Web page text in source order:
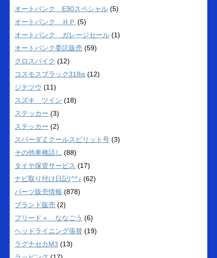
オートバンク E90スペシャル (5)
オートバンク ＨＰ (5)
オートバンク ガレージセール (1)
オートバンク委託販売 (59)
クロスバイク (12)
コスモスブラック318is (12)
ジテツウ (11)
スズキ ツイン (18)
ステッカー (3)
ステッカー (2)
スパーダＺクールスピリット号 (3)
その他車種話し (88)
タイヤ保管サービス (17)
ナビ取り付け日記(^^♪ (62)
パーツ販売情報 (878)
ブランド販売 (2)
フリード＋ ななごう (6)
ヘッドライニング張替 (19)
ラグナセカM3 (13)